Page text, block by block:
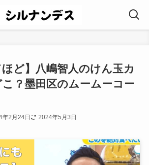
ほど】八嶋智人のけん玉カ
？墨田区のムームーコー
年2月24日 2024年5月3日